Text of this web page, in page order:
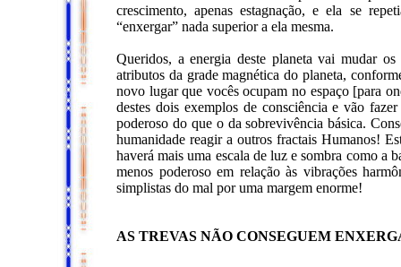
crescimento, apenas estagnação, e ela se
“enxergar” nada superior a ela mesma.
Queridos, a energia deste planeta vai mudar
atributos da grade magnética do planeta,
novo lugar que vocês ocupam no espaço [para
destes dois exemplos de consciência e vão
poderoso do que o da sobrevivência básica.
humanidade reagir a outros fractais Humanos!
haverá mais uma escala de luz e sombra como a
menos poderoso em relação às vibrações
simplistas do mal por uma margem enorme!
AS TREVAS NÃO CONSEGUEM